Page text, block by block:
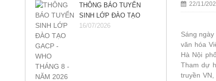
THÔNG BÁO TUYỂN
SINH LỚP ĐÀO TẠO
GACP - WHO THÁNG 8 -
16/07/2026
22/11/
Sáng
văn hóa
Hà Nội
Tham dự
truyền